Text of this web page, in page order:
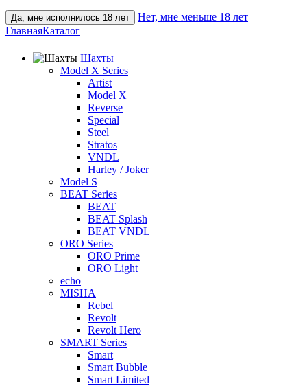
Да, мне исполнилось 18 лет
Нет, мне меньше 18 лет
ГлавнаяКаталог
Шахты
Model X Series
Artist
Model X
Reverse
Special
Steel
Stratos
VNDL
Harley / Joker
Model S
BEAT Series
BEAT
BEAT Splash
BEAT VNDL
ORO Series
ORO Prime
ORO Light
echo
MISHA
Rebel
Revolt
Revolt Hero
SMART Series
Smart
Smart Bubble
Smart Limited